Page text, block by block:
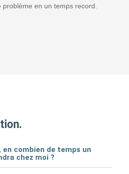
en un temps record.
en combien de temps un
chez moi ?